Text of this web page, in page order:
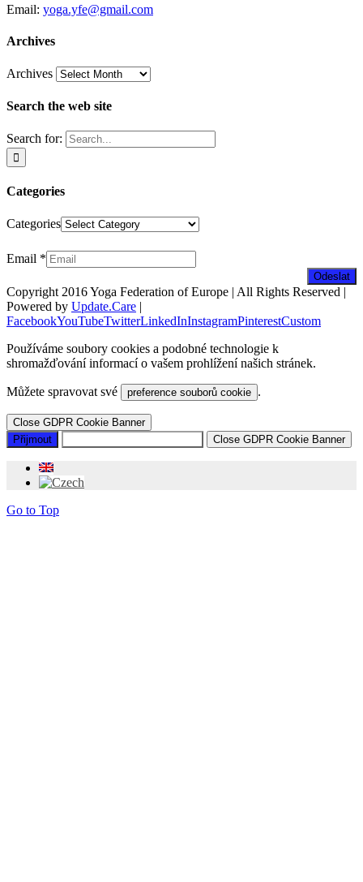
Email: yoga.yfe@gmail.com
Archives
Archives
Search the web site
Search for:
Categories
Categories
Email *
Odeslat
Copyright 2016 Yoga Federation of Europe | All Rights Reserved |
Powered by Update.Care |
FacebookYouTubeTwitterLinkedInInstagramPinterestCustom
Používáme soubory cookies a podobné technologie k
shromažďování informací o vašem prohlížení našich stránek.
Můžete spravovat své preference souborů cookie .
Close GDPR Cookie Banner
Přijmout
Close GDPR Cookie Banner
Go to Top